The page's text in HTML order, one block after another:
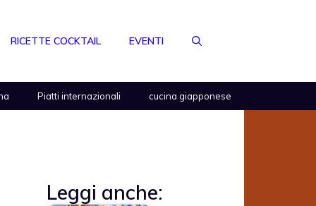
RICETTE COCKTAIL EVENTI
Piatti internazionali cucina giapponese
Leggi anche: